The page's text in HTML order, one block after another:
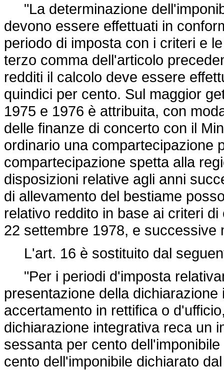
"La determinazione
devono essere effettuati in
periodo di imposta con i criteri e
terzo comma dell'articolo
redditi il calcolo deve essere
quindici per cento. Sul maggior
1975 e 1976 è attribuita, con
delle finanze di concerto con il
ordinario una compartecipazione
compartecipazione spetta alla
disposizioni relative agli anni
di allevamento del bestiame
relativo reddito in base ai criteri
22 settembre 1978, e successive
L'art. 16 è sostituito dal
"Per i periodi d'imposta
presentazione della
accertamento in rettifica o
dichiarazione integrativa reca un
sessanta per cento
cento dell'imponibile dichiarato